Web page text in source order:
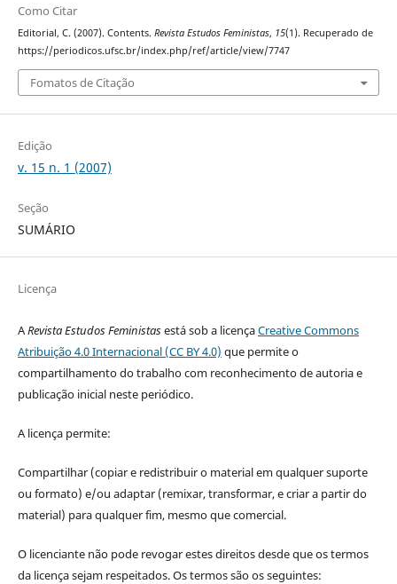
Como Citar
Editorial, C. (2007). Contents. Revista Estudos Feministas, 15(1). Recuperado de
https://periodicos.ufsc.br/index.php/ref/article/view/7747
Fomatos de Citação
Edição
v. 15 n. 1 (2007)
Seção
SUMÁRIO
Licença
ARevista Estudos Feministasestá sob a licençaCreative Commons
Atribuição 4.0 Internacional (CC BY 4.0) que permite o
compartilhamento do trabalho com reconhecimento de autoria e
publicação inicial neste periódico.
A licença permite:
Compartilhar (copiar e redistribuir o material em qualquer suporte
ou formato) e/ou adaptar (remixar, transformar, e criar a partir do
material) para qualquer fim, mesmo que comercial.
O licenciante não pode revogar estes direitos desde que os termos
da licença sejam respeitados. Os termos são os seguintes: